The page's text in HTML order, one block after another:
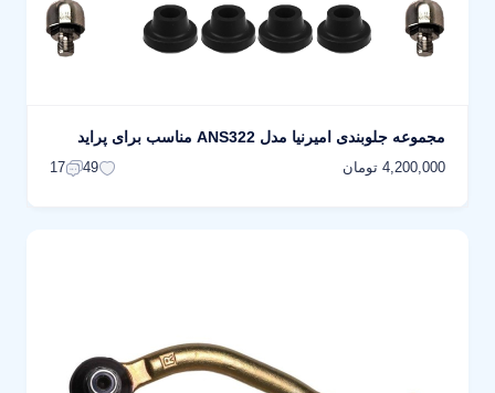
مجموعه جلوبندی امیرنیا مدل ANS322 مناسب برای پراید
4,200,000 تومان 49
17